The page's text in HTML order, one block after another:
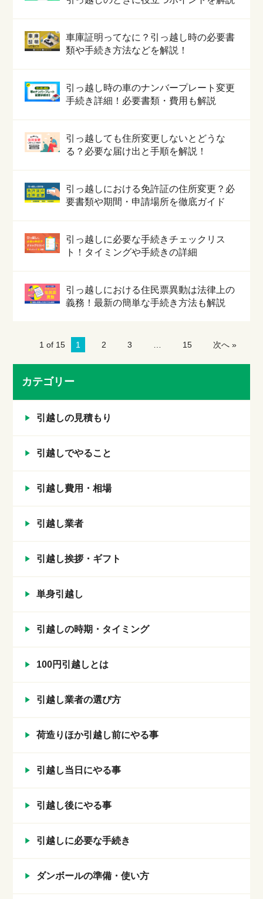
車庫証明ってなに？引っ越し時の必要書
類や手続き方法などを解説！
引っ越し時の車のナンバープレート変更
手続き詳細！必要書類・費用も解説
引っ越しても住所変更しないとどうな
る？必要な届け出と手順を解説！
引っ越しにおける免許証の住所変更？必
要書類や期間・申請場所を徹底ガイド
引っ越しに必要な手続きチェックリス
ト！タイミングや手続きの詳細
引っ越しにおける住民票異動は法律上の
義務！最新の簡単な手続き方法も解説
1 of 15 1 2 3 15 次へ »
カテゴリー
引越しの見積もり
引越しでやること
引越し費用・相場
引越し業者
引越し挨拶・ギフト
単身引越し
引越しの時期・タイミング
100円引越しとは
引越し業者の選び方
荷造りほか引越し前にやる事
引越し当日にやる事
引越し後にやる事
引越しに必要な手続き
ダンボールの準備・使い方